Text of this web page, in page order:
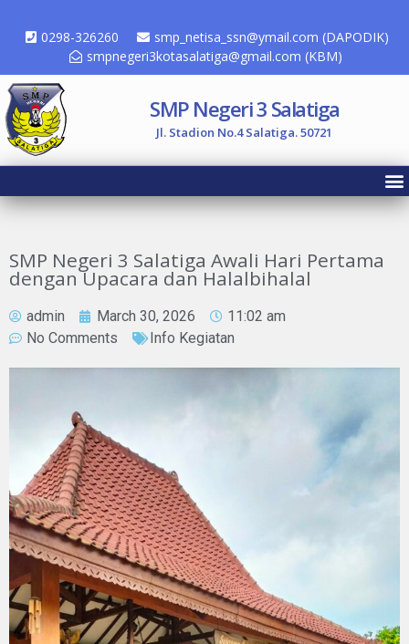
0298-326260
smp_netisa_ssn@ymail.com (DAPODIK)
smpnegeri3kotasalatiga@gmail.com (KBM)
SMP Negeri 3 Salatiga
Jl. Stadion No.4 Salatiga. 50721
SMP Negeri 3 Salatiga Awali Hari Pertama
dengan Upacara dan Halalbihalal
admin March 30, 2026
11:02 am
No Comments
Info Kegiatan